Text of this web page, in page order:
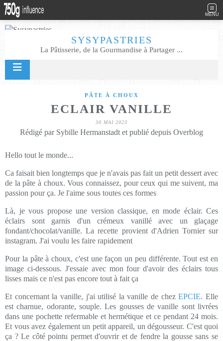
MENU
SYSYPASTRIES
La Pâtisserie, de la Gourmandise à Partager ...
PÂTE À CHOUX
ECLAIR VANILLE
30 MAI 2023
Rédigé par Sybille Hermanstadt et publié depuis Overblog
Hello tout le monde...
Ca faisait bien longtemps que je n'avais pas fait un petit dessert avec
de la pâte à choux. Vous connaissez, pour ceux qui me suivent, ma
passion pour ça. Je l'aime sous toutes ces formes
Là, je vous propose une version classique, en mode éclair. Ces
éclairs sont garnis d'un crémeux vanillé avec un glaçage
fondant/chocolat/vanille. La recette provient d'Adrien Tornier sur
instagram. J'ai voulu les faire rapidement
Pour la pâte à choux, c'est une façon un peu différente. Tout est en
image ci-dessous. J'essaie avec mon four d'avoir des éclairs tous
lisses mais ce n'est pas encore tout à fait ça
Et concernant la vanille, j'ai utilisé la vanille de chezEPCIE. Elle
est charnue, odorante, souple. Les gousses de vanille sont livrées
dans une pochette refermable et hermétique et ce pendant 24 mois.
Et vous avez également un petit appareil, un dégousseur. C'est quoi
ça ? Le côté pointu permet d'ouvrir et de fendre la gousse sans se